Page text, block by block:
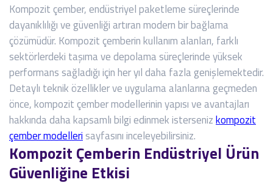
Kompozit çember, endüstriyel paketleme süreçlerinde
dayanıklılığı ve güvenliği artıran modern bir bağlama
çözümüdür. Kompozit çemberin kullanım alanları, farklı
sektörlerdeki taşıma ve depolama süreçlerinde yüksek
performans sağladığı için her yıl daha fazla genişlemektedir.
Detaylı teknik özellikler ve uygulama alanlarına geçmeden
önce, kompozit çember modellerinin yapısı ve avantajları
hakkında daha kapsamlı bilgi edinmek istersenizkompozit
çember modelleri sayfasını inceleyebilirsiniz.
Kompozit Çemberin Endüstriyel Ürün
Güvenliğine Etkisi